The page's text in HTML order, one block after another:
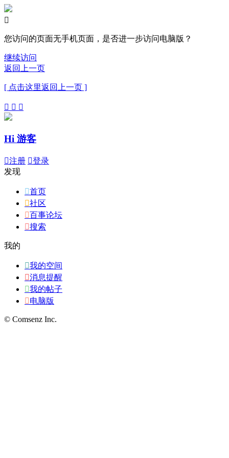

您访问的页面无手机页面，是否进一步访问电脑版？
继续访问
返回上一页
[ 点击这里返回上一页 ]
  
Hi 游客
注册 登录
发现
首页
社区
百事论坛
搜索
我的
我的空间
消息提醒
我的帖子
电脑版
© Comsenz Inc.